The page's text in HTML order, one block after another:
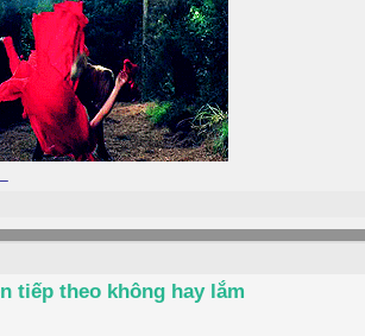
tiếp theo không hay lắm